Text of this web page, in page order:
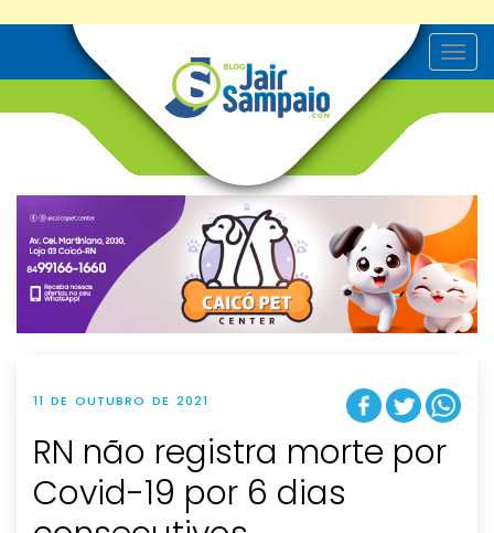
T
o
v
g
t
i
o
n
11 DE OUTUBRO DE 2021
RN não registra morte por
Covid-19 por 6 dias